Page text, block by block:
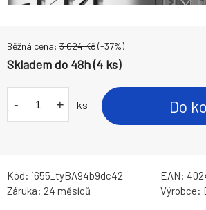
Běžná cena: 3 024Kč(-37%)
Skladem do 48h (4 ks)
- + ks Do
Kód: i655_tyBA94b9dc42 EAN:
Záruka: 24 měsíců Výrobce: